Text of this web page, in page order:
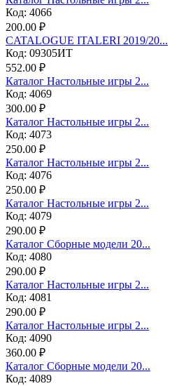
Код: 4066
200.00 ₽
CATALOGUE ITALERI 2019/20...
Код: 09305ИТ
552.00 ₽
Каталог Настольные игры 2...
Код: 4069
300.00 ₽
Каталог Настольные игры 2...
Код: 4073
250.00 ₽
Каталог Настольные игры 2...
Код: 4076
250.00 ₽
Каталог Настольные игры 2...
Код: 4079
290.00 ₽
Каталог Сборные модели 20...
Код: 4080
290.00 ₽
Каталог Настольные игры 2...
Код: 4081
290.00 ₽
Каталог Настольные игры 2...
Код: 4090
360.00 ₽
Каталог Сборные модели 20...
Код: 4089